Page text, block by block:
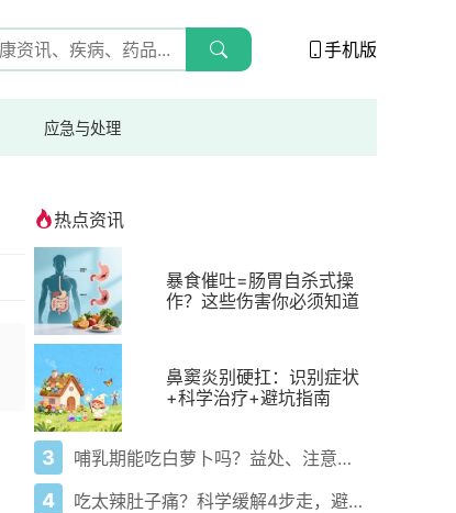
手机版
应急与处理
热点资讯
暴食催吐=肠胃自杀式操
作？这些伤害你必须知道
鼻窦炎别硬扛：识别症状
+科学治疗+避坑指南
3 哺乳期能吃白萝卜吗？益处、注意事项一次说清
4 吃太辣肚子痛？科学缓解4步走，避免“辣出胃炎”